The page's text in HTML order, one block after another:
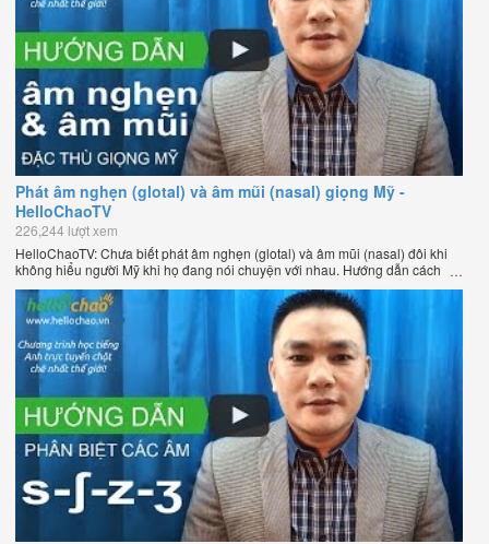
Phát âm nghẹn (glotal) và âm mũi (nasal) giọng Mỹ -
HelloChaoTV
226,244 lượt xem
HelloChaoTV: Chưa biết phát âm nghẹn (glotal) và âm mũi (nasal) đôi khi
không hiểu người Mỹ khi họ đang nói chuyện với nhau. Hướng dẫn cách
phát âm tiếng Anh giọng Mỹ theo phương pháp đọc tách ghép âm đặc biệt
của thầy Phạm Việt Thắng, đồng sáng lập HelloChao.vn - Chương trình
dạy tiếng Anh trực tuyến chặt chẽ nhất thế giới.